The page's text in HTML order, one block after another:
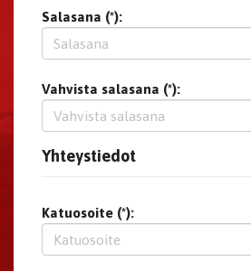
Salasana (*):
Vahvista salasana (*):
Yhteystiedot
Katuosoite (*):